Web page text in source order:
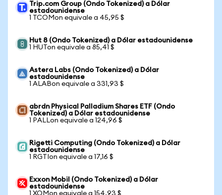
Trip.com Group (Ondo Tokenized) a Dólar
estadounidense
1 TCOMon equivale a 45,95 $
Hut 8 (Ondo Tokenized) a Dólar estadounidense
1 HUTon equivale a 85,41 $
Astera Labs (Ondo Tokenized) a Dólar
estadounidense
1 ALABon equivale a 331,93 $
abrdn Physical Palladium Shares ETF (Ondo
Tokenized) a Dólar estadounidense
1 PALLon equivale a 124,96 $
Rigetti Computing (Ondo Tokenized) a Dólar
estadounidense
1 RGTIon equivale a 17,16 $
Exxon Mobil (Ondo Tokenized) a Dólar
estadounidense
1 XOMon equivale a 154,93 $